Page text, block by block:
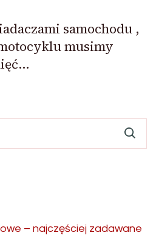
samochodu ,
musimy
– najczęściej zadawane